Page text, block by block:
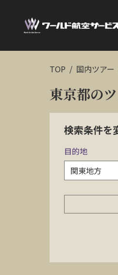
TOP 国内ツアー
東京都の
検索条件を
目的地